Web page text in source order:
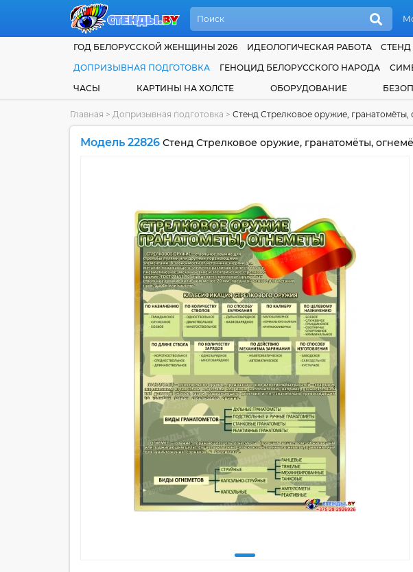
ГОД БЕЛОРУССКОЙ ЖЕНЩИНЫ 2026 ИДЕОЛОГИЧЕСКАЯ РАБОТА СТЕНД
ДОПРИЗЫВНАЯ ПОДГОТОВКА
ГЕНОЦИД БЕЛОРУССКОГО НАРОДА
ЧАСЫ
КАРТИНЫ НА ХОЛСТЕ ОБОРУДОВАНИЕ
Главная > Допризывная подготовка > Стенд Стрелковое оружие,
Модель 22826 Стенд Стрелковое оружие, гранатомёты,